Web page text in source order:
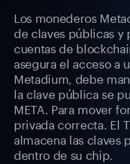
Los monederos
de claves públicas y
cuentas de
asegura el acceso a
Metadium, debe
la clave pública se
META. Para mover
privada correcta. El
almacena las claves
dentro de su chip.